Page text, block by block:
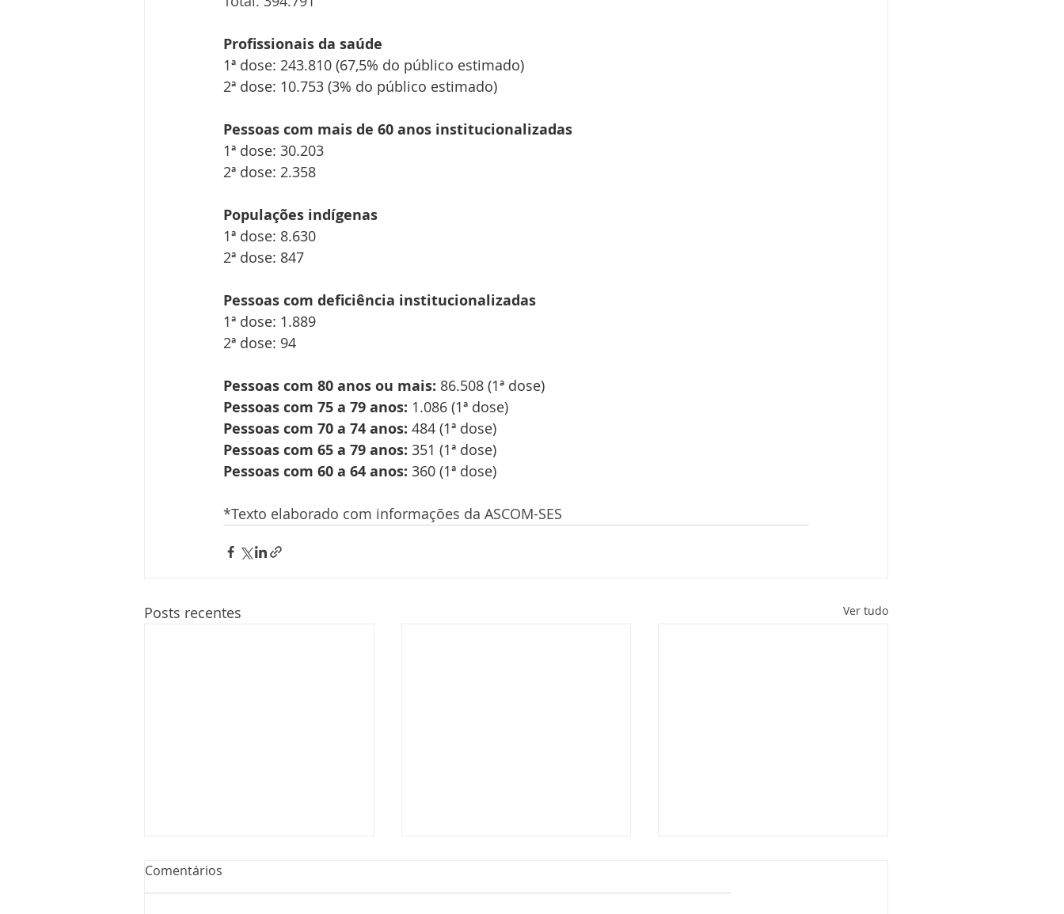
Profissionais da saúde
1ª dose: 243.810 (67,5% do público estimado)
2ª dose: 10.753 (3% do público estimado)
Pessoas com mais de 60 anos institucionalizadas
1ª dose: 30.203
2ª dose: 2.358
Populações indígenas
1ª dose: 8.630
2ª dose: 847
Pessoas com deficiência institucionalizadas
1ª dose: 1.889
2ª dose: 94
Pessoas com 80 anos ou mais: 86.508 (1ª dose)
Pessoas com 75 a 79 anos: 1.086 (1ª dose)
Pessoas com 70 a 74 anos: 484 (1ª dose)
Pessoas com 65 a 79 anos: 351 (1ª dose)
Pessoas com 60 a 64 anos: 360 (1ª dose)
*Texto elaborado com informações da ASCOM-SES
Posts recentes Ver tudo
Comentários